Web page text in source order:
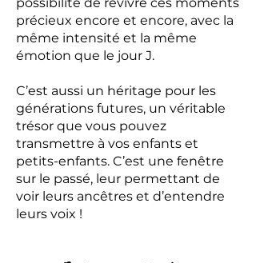
précieux encore et encore, avec la
même intensité et la même
émotion que le jour J.
C’est aussi un héritage pour les
générations futures, un véritable
trésor que vous pouvez
transmettre à vos enfants et
petits-enfants. C’est une fenêtre
sur le passé, leur permettant de
voir leurs ancêtres et d’entendre
leurs voix !